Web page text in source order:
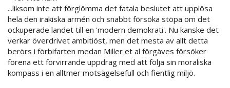
...liksom inte att förglömma det fatala beslutet att upplösa
hela den irakiska armén och snabbt försöka stöpa om det
ockuperade landet till en 'modern demokrati'. Nu kanske det
verkar överdrivet ambitiöst, men det mesta av allt detta
berörs i förbifarten medan Miller et al förgäves försöker
förena ett förvirrande uppdrag med att följa sin moraliska
kompass i en alltmer motsägelsefull och fientlig miljö.